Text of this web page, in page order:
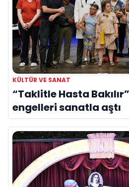
KÜLTÜR VE SANAT
“Taklitle Hasta
engelleri sanatla aştı